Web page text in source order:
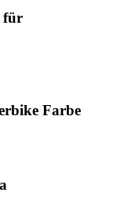
für
Farbe